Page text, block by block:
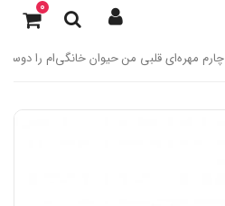
0
چارم مهره‌ای قلبی من حیوان خانگی‌ام را دوست